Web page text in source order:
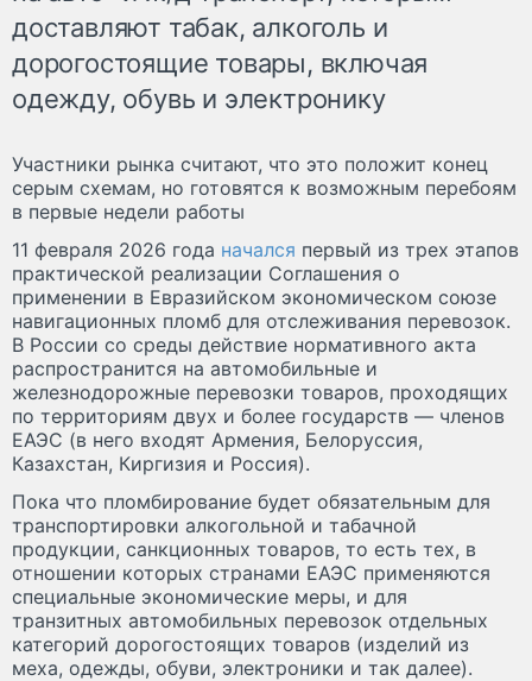
доставляют табак, алкоголь и
дорогостоящие товары, включая
одежду, обувь и электронику
Участники рынка считают, что это положит конец
серым схемам, но готовятся к возможным перебоям
в первые недели работы
11 февраля 2026 года начался первый из трех этапов
практической реализации Соглашения о
применении в Евразийском экономическом союзе
навигационных пломб для отслеживания перевозок.
В России со среды действие нормативного акта
распространится на автомобильные и
железнодорожные перевозки товаров, проходящих
по территориям двух и более государств — членов
ЕАЭС (в него входят Армения, Белоруссия,
Казахстан, Киргизия и Россия).
Пока что пломбирование будет обязательным для
транспортировки алкогольной и табачной
продукции, санкционных товаров, то есть тех, в
отношении которых странами ЕАЭС применяются
специальные экономические меры, и для
транзитных автомобильных перевозок отдельных
категорий дорогостоящих товаров (изделий из
меха, одежды, обуви, электроники и так далее).